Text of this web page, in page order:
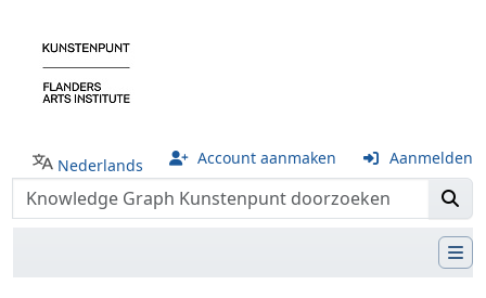
Nederlands Account aanmaken Aanmelden